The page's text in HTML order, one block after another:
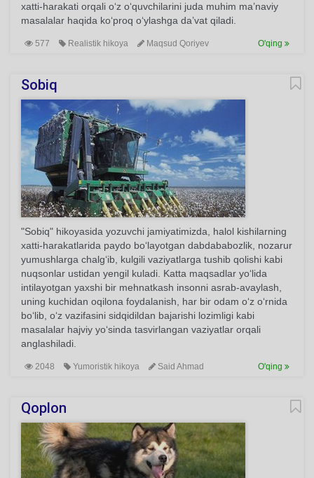
xatti-harakati orqali o‘z o‘quvchilarini juda muhim ma’naviy
masalalar haqida ko‘proq o‘ylashga da’vat qiladi.
577 Realistik hikoya Maqsud Qoriyev O'qing
Sobiq
"Sobiq" hikoyasida yozuvchi jamiyatimizda, halol kishilarning
xatti-harakatlarida paydo bo‘layotgan dabdababozlik, nozarur
yumushlarga chalg‘ib, kulgili vaziyatlarga tushib qolishi kabi
nuqsonlar ustidan yengil kuladi. Katta maqsadlar yo‘lida
intilayotgan yaxshi bir mehnatkash insonni asrab-avaylash,
uning kuchidan oqilona foydalanish, har bir odam o‘z o‘rnida
bo‘lib, o‘z vazifasini sidqidildan bajarishi lozimligi kabi
masalalar hajviy yo‘sinda tasvirlangan vaziyatlar orqali
anglashiladi.
2048 Yumoristik hikoya Said Ahmad O'qing
Qoplon